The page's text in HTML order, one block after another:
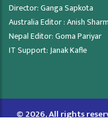
Director: Ganga Sapkota
Australia Editor : Anish
Nepal Editor: Goma Pariyar
IT Support: Janak Kafle
© 2026, All rights